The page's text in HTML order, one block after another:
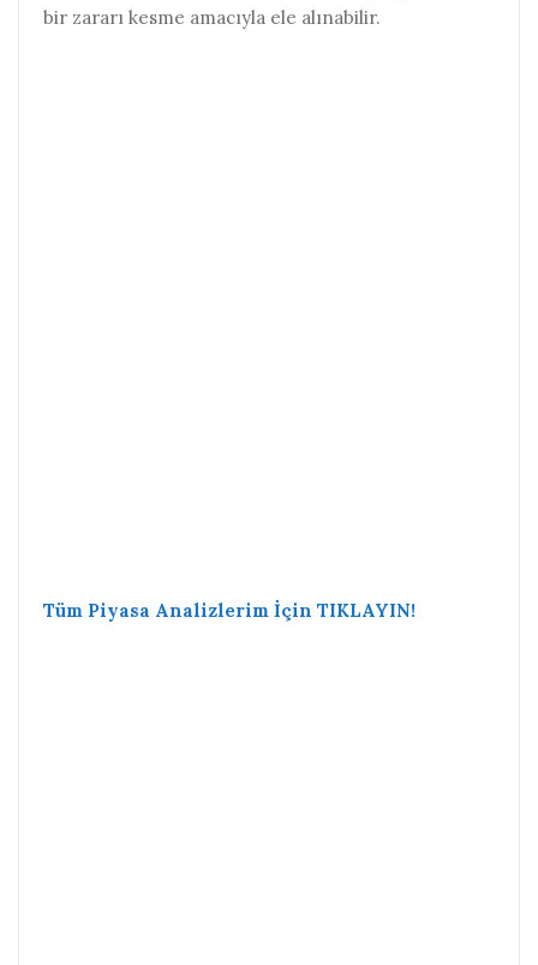
bir zararı kesme amacıyla ele alınabilir.
Tüm Piyasa Analizlerim İçin TIKLAYIN!